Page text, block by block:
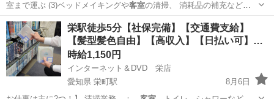
室まで運ぶ (3)ベッドメイキングや客室の清掃、 消耗品の補充などを
行う …
広島 西高屋駅 清掃
栄駅徒歩5分【社保完備】【交通費支給】
【髪型髪色自由】【高収入】【日払い可】
【…
時給1,150円
インターネット＆DVD 栄店
愛知県 栄町駅
8月6日